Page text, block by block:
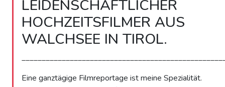
LEIDENSCHAFTLICHER
HOCHZEITSFILMER AUS
WALCHSEE IN TIROL.
Eine ganztägige Filmreportage ist meine Spezialität.